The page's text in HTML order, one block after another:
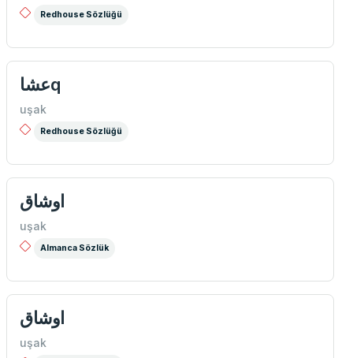
Redhouse Sözlüğü
عشاq
uşak
Redhouse Sözlüğü
اوشاق
uşak
Almanca Sözlük
اوشاق
uşak